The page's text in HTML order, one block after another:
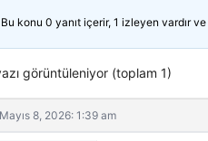
Bu konu 0 yanıt içerir, 1 izleyen vardır
görüntüleniyor (toplam 1)
Mayıs 8, 2026: 1:39 am